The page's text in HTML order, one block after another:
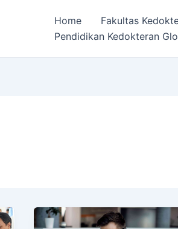
Home
Fakultas
Pendidikan Kedokteran